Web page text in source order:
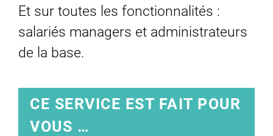
Et sur toutes les fonctionnalités :
salariés managers et administrateurs
de la base.
CE SERVICE EST FAIT POUR
VOUS …